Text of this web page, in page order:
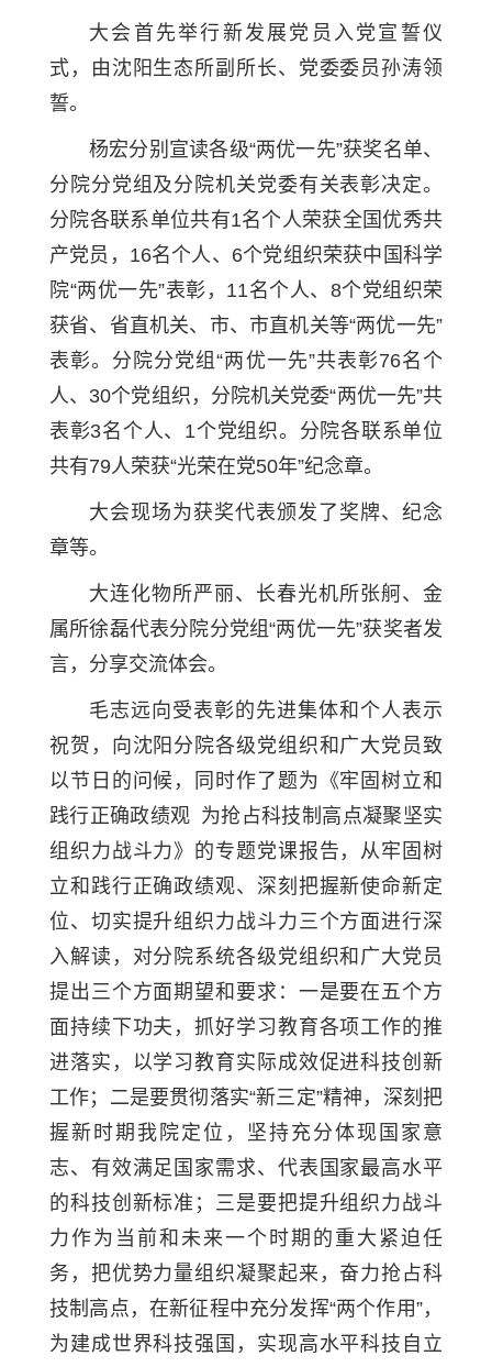
大会首先举行新发展党员入党宣誓仪
式，由沈阳生态所副所长、党委委员孙涛领
誓。
杨宏分别宣读各级“两优一先”获奖名单、
分院分党组及分院机关党委有关表彰决定。
分院各联系单位共有1名个人荣获全国优秀共
产党员，16名个人、6个党组织荣获中国科学
院“两优一先”表彰，11名个人、8个党组织荣
获省、省直机关、市、市直机关等“两优一先”
表彰。分院分党组“两优一先”共表彰76名个
人、30个党组织，分院机关党委“两优一先”共
表彰3名个人、1个党组织。分院各联系单位
共有79人荣获“光荣在党50年”纪念章。
大会现场为获奖代表颁发了奖牌、纪念
章等。
大连化物所严丽、长春光机所张舸、金
属所徐磊代表分院分党组“两优一先”获奖者发
言，分享交流体会。
毛志远向受表彰的先进集体和个人表示
祝贺，向沈阳分院各级党组织和广大党员致
以节日的问候，同时作了题为《牢固树立和
践行正确政绩观 为抢占科技制高点凝聚坚实
组织力战斗力》的专题党课报告，从牢固树
立和践行正确政绩观、深刻把握新使命新定
位、切实提升组织力战斗力三个方面进行深
入解读，对分院系统各级党组织和广大党员
提出三个方面期望和要求：一是要在五个方
面持续下功夫，抓好学习教育各项工作的推
进落实，以学习教育实际成效促进科技创新
工作；二是要贯彻落实“新三定”精神，深刻把
握新时期我院定位，坚持充分体现国家意
志、有效满足国家需求、代表国家最高水平
的科技创新标准；三是要把提升组织力战斗
力作为当前和未来一个时期的重大紧迫任
务，把优势力量组织凝聚起来，奋力抢占科
技制高点，在新征程中充分发挥“两个作用”，
为建成世界科技强国，实现高水平科技自立